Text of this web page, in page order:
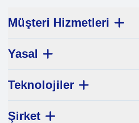
Müşteri Hizmetleri
Yasal
Teknolojiler
Şirket